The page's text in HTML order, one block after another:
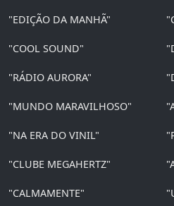
"EDIÇÃO DA MANHÃ"
"COOL SOUND"
"RÁDIO AURORA"
"MUNDO MARAVILHOSO"
"NA ERA DO VINIL"
"CLUBE MEGAHERTZ"
"CALMAMENTE"